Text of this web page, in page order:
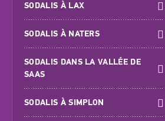
SODALIS À LAX
SODALIS À NATERS
SODALIS DANS LA VALLÉE DE
SAAS
SODALIS À SIMPLON